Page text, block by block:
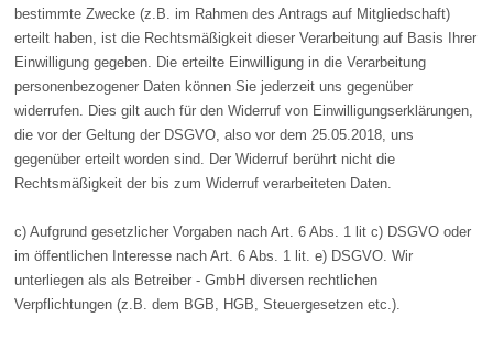
bestimmte Zwecke (z.B. im Rahmen des Antrags auf Mitgliedschaft)
erteilt haben, ist die Rechtsmäßigkeit dieser Verarbeitung auf Basis Ihrer
Einwilligung gegeben. Die erteilte Einwilligung in die Verarbeitung
personenbezogener Daten können Sie jederzeit uns gegenüber
widerrufen. Dies gilt auch für den Widerruf von Einwilligungserklärungen,
die vor der Geltung der DSGVO, also vor dem 25.05.2018, uns
gegenüber erteilt worden sind. Der Widerruf berührt nicht die
Rechtsmäßigkeit der bis zum Widerruf verarbeiteten Daten.
c) Aufgrund gesetzlicher Vorgaben nach Art. 6 Abs. 1 lit c) DSGVO oder
im öffentlichen Interesse nach Art. 6 Abs. 1 lit. e) DSGVO. Wir
unterliegen als als Betreiber - GmbH diversen rechtlichen
Verpflichtungen (z.B. dem BGB, HGB, Steuergesetzen etc.).